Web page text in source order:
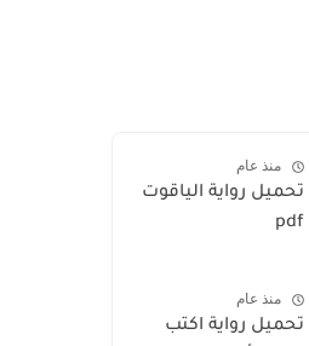
منذ عام
تحميل رواية الياقوت
pdf
منذ عام
تحميل رواية اكتب